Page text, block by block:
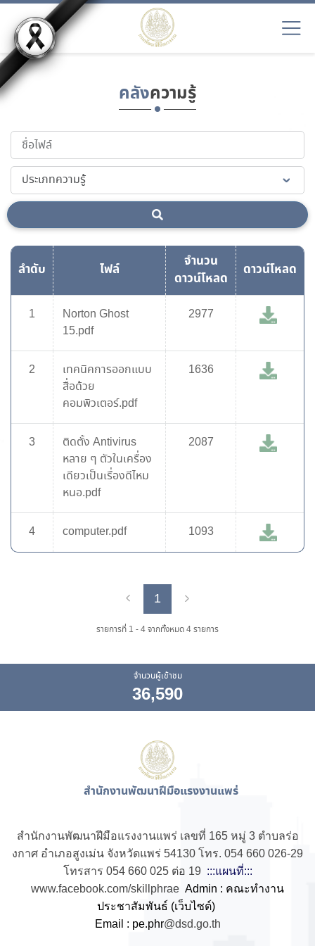
คลังความรู้
ลำดับ ไฟล์
จำนวน
ดาวน์โหลด
ดาวน์โหลด
1
Norton Ghost
15.pdf
2977
2
เทคนิคการออกแบบ
สื่อด้วย
คอมพิวเตอร์.pdf
1636
3
ติดตั้ง Antivirus
หลาย ๆ ตัวในเครื่อง
เดียวเป็นเรื่องดีไหม
หนอ.pdf
2087
4 computer.pdf 1093
Previous
1
รายการที่ 1 - 4 จากทั้งหมด 4 รายการ
จำนวนผู้เข้าชม
36,590
สำนักงานพัฒนาฝีมือแรงงานแพร่
สำนักงานพัฒนาฝีมือแรงงานแพร่ เลขที่ 165 หมู่ 3 ตำบลร่อ
งกาศ อำเภอสูงเม่น จังหวัดแพร่ 54130 โทร. 054 660 026-29
โทรสาร 054 660 025 ต่อ 19 :::แผนที่:::
www.facebook.com/skillphrae Admin : คณะทำงาน
ประชาสัมพันธ์ (เว็บไซต์)
Email : pe.phr@dsd.go.th